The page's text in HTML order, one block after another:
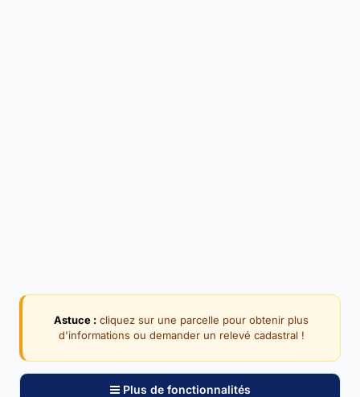
Astuce : cliquez sur une parcelle pour obtenir plus
d'informations ou demander un relevé cadastral !
Plus de fonctionnalités